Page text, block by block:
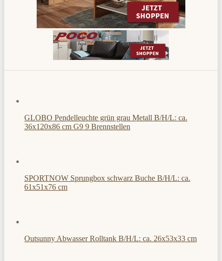
GLOBO Pendelleuchte grün grau Metall B/H/L: ca.
36x120x86 cm G9 9 Brennstellen
SPORTNOW Sprungbox schwarz Buche B/H/L: ca.
61x51x76 cm
Outsunny Abwasser Rolltank B/H/L: ca. 26x53x33 cm